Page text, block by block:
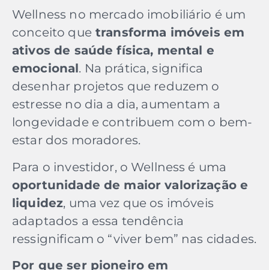
Wellness no mercado imobiliário é um
conceito que transforma imóveis em
ativos de saúde física, mental e
emocional. Na prática, significa
desenhar projetos que reduzem o
estresse no dia a dia, aumentam a
longevidade e contribuem com o bem-
estar dos moradores.
Para o investidor, o Wellness é uma
oportunidade de maior valorização e
liquidez, uma vez que os imóveis
adaptados a essa tendência
ressignificam o “viver bem” nas cidades.
Por que ser pioneiro em